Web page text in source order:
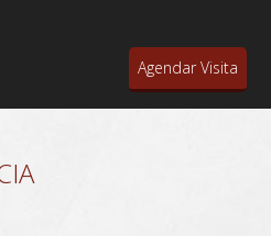
Agendar Visita